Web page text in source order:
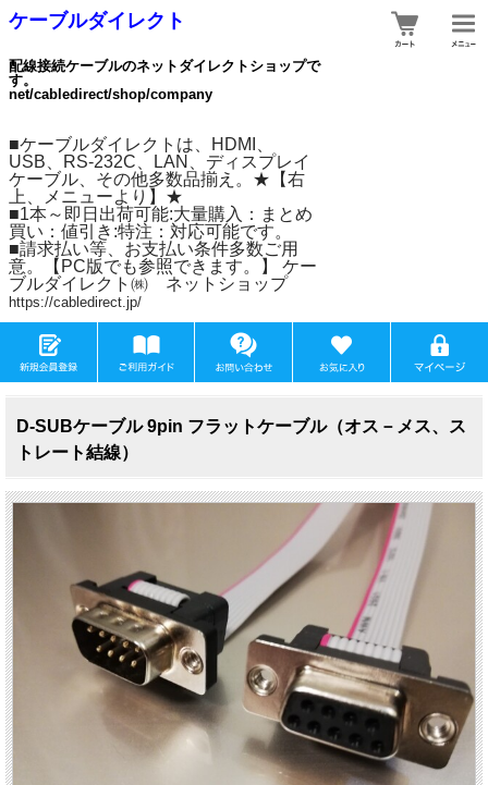
ケーブルダイレクト
配線接続ケーブルのネットダイレクトショップで
す。
net/cabledirect/shop/company
■ケーブルダイレクトは、HDMI、
USB、RS-232C、LAN、ディスプレイ
ケーブル、その他多数品揃え。★【右
上、メニューより】★
■1本～即日出荷可能:大量購入：まとめ
買い：値引き:特注：対応可能です。
■請求払い等、お支払い条件多数ご用
意。【PC版でも参照できます。】 ケー
ブルダイレクト㈱ ネットショップ
https://cabledirect.jp/
D-SUBケーブル 9pin フラットケーブル（オス－メス、ス
トレート結線）